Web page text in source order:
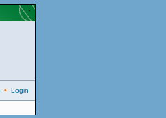
• Login